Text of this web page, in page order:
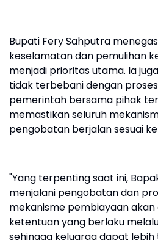
Bupati Fery Sahputra
keselamatan dan pemulihan
menjadi prioritas utama. Ia
tidak terbebani dengan
pemerintah bersama pihak
memastikan seluruh
pengobatan berjalan sesuai
"Yang terpenting saat ini,
menjalani pengobatan dan
mekanisme pembiayaan akan
ketentuan yang berlaku
sehingga keluarga dapat